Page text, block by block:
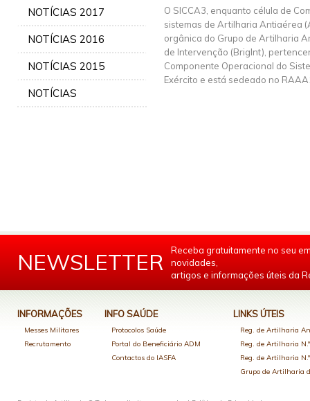
NOTÍCIAS 2017
NOTÍCIAS 2016
NOTÍCIAS 2015
NOTÍCIAS
O SICCA3, enquanto célula de
sistemas de Artilharia Antiaérea
orgânica do Grupo de Artilharia
de Intervenção (BrigInt),
Componente Operacional do
Exército e está sedeado no
NEWSLETTER
Receba gratuitamente no seu
novidades,
artigos e informações úteis da
INFORMAÇÕES
Messes Militares
Recrutamento
INFO SAÚDE
Protocolos Saúde
Portal do Beneficiário ADM
Contactos do IASFA
LINKS ÚTEIS
Reg. de Artilharia
Reg. de Artilharia
Reg. de Artilharia
Grupo de Artilharia